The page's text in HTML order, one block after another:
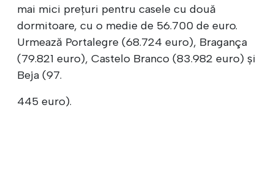
mai mici prețuri pentru casele cu două
dormitoare, cu o medie de 56.700 de euro.
Urmează Portalegre (68.724 euro), Bragança
(79.821 euro), Castelo Branco (83.982 euro) și
Beja (97.
445 euro).